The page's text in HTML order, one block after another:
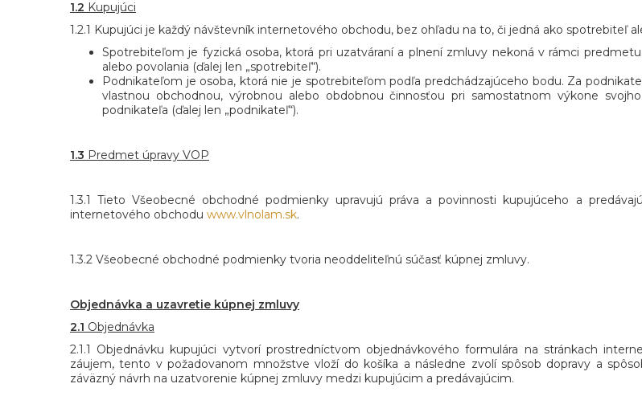
1.2 Kupujúci
1.2.1 Kupujúci je každý návštevník internetového obchodu, bez ohľadu na to, či jedná ako spotrebiteľ
Spotrebiteľom je fyzická osoba, ktorá pri uzatváraní a plnení zmluvy nekoná v rámci
alebo povolania (ďalej len „spotrebiteľ“).
Podnikateľom je osoba, ktorá nie je spotrebiteľom podľa predchádzajúceho bodu. Za
vlastnou obchodnou, výrobnou alebo obdobnou činnosťou pri samostatnom výkone
podnikateľa (ďalej len „podnikateľ“).
1.3 Predmet úpravy VOP
1.3.1 Tieto Všeobecné obchodné podmienky upravujú práva a povinnosti kupujúceho a
internetového obchodu www.vlnolam.sk.
1.3.2 Všeobecné obchodné podmienky tvoria neoddeliteľnú súčasť kúpnej zmluvy.
Objednávka a uzavretie kúpnej zmluvy
2.1 Objednávka
2.1.1 Objednávku kupujúci vytvorí prostredníctvom objednávkového formulára na stránkach
záujem, tento v požadovanom množstve vloží do košíka a následne zvolí spôsob dopravy a
záväzný návrh na uzatvorenie kúpnej zmluvy medzi kupujúcim a predávajúcim.